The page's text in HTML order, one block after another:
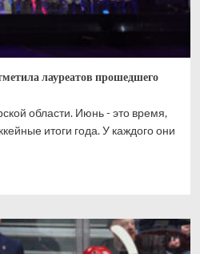
лауреатов прошедшего
области. Июнь - это время,
итоги года. У каждого они